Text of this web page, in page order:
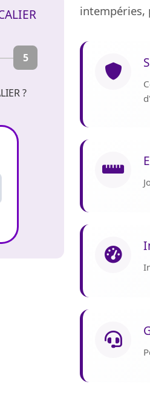
5
?
intempéries,